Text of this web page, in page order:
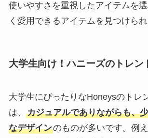
使いやすさを重視したアイテムを
く愛用できるアイテムを見つけられ
大学生向け！ハニーズのトレン
大学生にぴったりなHoneysのトレ
は、 カジュアルでありながらも、
なデザインのものが多いです。例